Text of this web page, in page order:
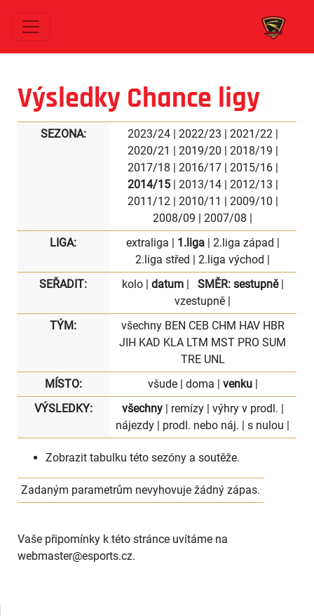
Výsledky Chance ligy
SEZONA: 2023/24| 2022/23 | 2021/22|
2020/21 | 2019/20 | 2018/19 |
2017/18 | 2016/17| 2015/16|
2014/15| 2013/14| 2012/13 |
2011/12| 2010/11 | 2009/10 |
2008/09 | 2007/08 |
LIGA:
extraliga | 1.liga| 2.liga západ |
2.liga střed | 2.liga východ |
SEŘADIT:
kolo| datum| SMĚR: sestupně|
vzestupně |
TÝM:
všechny BEN CEB CHM HAV HBR
JIH KAD KLA LTM MST PRO SUM
TRE UNL
MÍSTO:
všude| doma | venku|
VÝSLEDKY:
všechny| remízy| výhry v prodl. |
nájezdy | prodl. nebo náj. | s nulou |
Zobrazit tabulku této sezóny a soutěže.
Zadaným parametrům nevyhovuje žádný zápas.
Vaše připomínky k této stránce uvítáme na
webmaster@esports.cz.